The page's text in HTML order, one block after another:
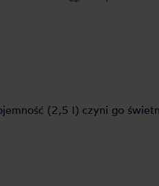
(2,5 l) czyni go